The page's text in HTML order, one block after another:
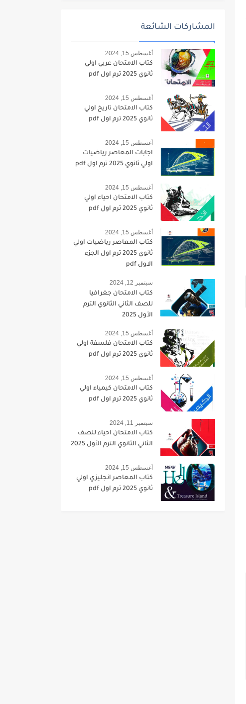
المشاركات الشائعة
أغسطس 15, 2024
كتاب الامتحان عربي اولي
ثانوي 2025 ترم اول pdf
أغسطس 15, 2024
كتاب الامتحان تاريخ اولي
ثانوي 2025 ترم اول pdf
أغسطس 15, 2024
اجابات المعاصر رياضيات
اولي ثانوي 2025 ترم اول pdf
أغسطس 15, 2024
كتاب الامتحان احياء اولي
ثانوي 2025 ترم اول pdf
أغسطس 15, 2024
كتاب المعاصر رياضيات اولي
ثانوي 2025 ترم اول الجزء
الاول pdf
سبتمبر 12, 2024
كتاب الامتحان جغرافيا
للصف الثاني الثانوي الترم
الأول 2025
أغسطس 15, 2024
كتاب الامتحان فلسفة اولي
ثانوي 2025 ترم اول pdf
أغسطس 15, 2024
كتاب الامتحان كيمياء اولي
ثانوي 2025 ترم اول pdf
سبتمبر 11, 2024
كتاب الامتحان احياء للصف
الثاني الثانوي الترم الأول 2025
أغسطس 15, 2024
كتاب المعاصر انجليزي اولي
ثانوي 2025 ترم اول pdf